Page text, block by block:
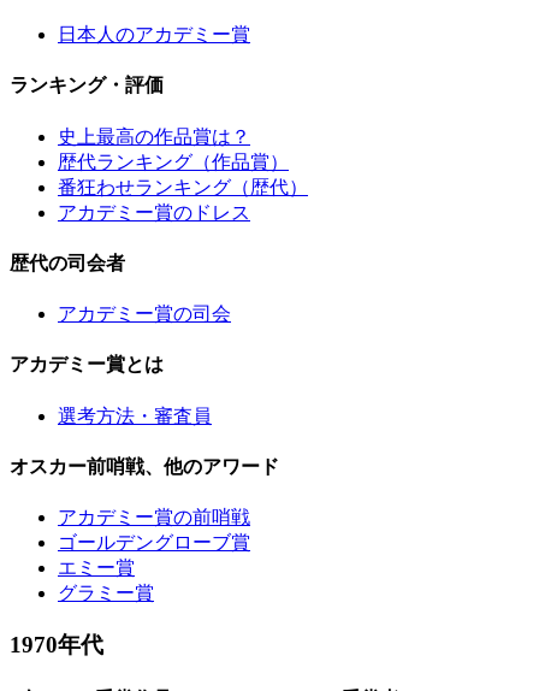
日本人のアカデミー賞
ランキング・評価
史上最高の作品賞は？
歴代ランキング（作品賞）
番狂わせランキング（歴代）
アカデミー賞のドレス
歴代の司会者
アカデミー賞の司会
アカデミー賞とは
選考方法・審査員
オスカー前哨戦、他のアワード
アカデミー賞の前哨戦
ゴールデングローブ賞
エミー賞
グラミー賞
1970年代